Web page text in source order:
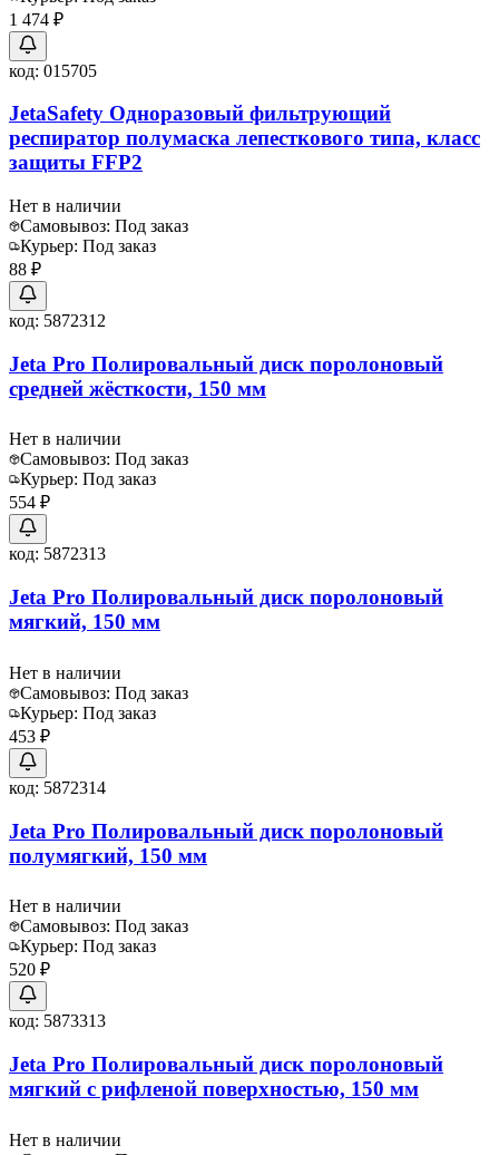
1 474 ₽
код: 015705
JetaSafety Одноразовый фильтрующий
респиратор полумаска лепесткового типа, класс
защиты FFP2
Нет в наличии
Самовывоз: Под заказ
Курьер: Под заказ
88 ₽
код: 5872312
Jeta Pro Полировальный диск поролоновый
средней жёсткости, 150 мм
Нет в наличии
Самовывоз: Под заказ
Курьер: Под заказ
554 ₽
код: 5872313
Jeta Pro Полировальный диск поролоновый
мягкий, 150 мм
Нет в наличии
Самовывоз: Под заказ
Курьер: Под заказ
453 ₽
код: 5872314
Jeta Pro Полировальный диск поролоновый
полумягкий, 150 мм
Нет в наличии
Самовывоз: Под заказ
Курьер: Под заказ
520 ₽
код: 5873313
Jeta Pro Полировальный диск поролоновый
мягкий с рифленой поверхностью, 150 мм
Нет в наличии